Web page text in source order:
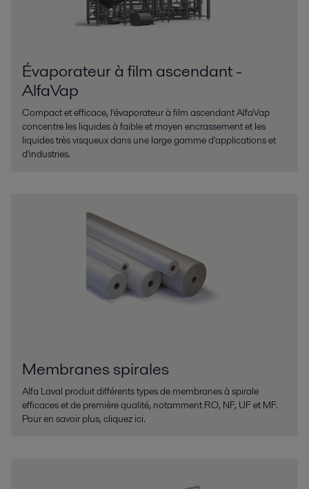
Évaporateur à film ascendant -
AlfaVap
Compact et efficace, l'évaporateur à film ascendant AlfaVap
concentre les liquides à faible et moyen encrassement et les
liquides très visqueux dans une large gamme d'applications et
d'industries.
Membranes spirales
Alfa Laval produit différents types de membranes à spirale
efficaces et de première qualité, notamment RO, NF, UF et MF.
Pour en savoir plus, cliquez ici.